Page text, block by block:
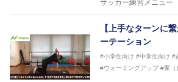
サッカー練習メニュー
【上手なターンに
ーテーション
#小学生向け #中学生向け #
#ウォーミングアップ #家（